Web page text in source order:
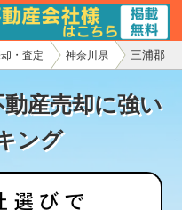
・査定 神奈川県 三浦郡
産売却に強い
ング
様